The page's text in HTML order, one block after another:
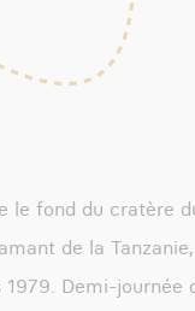
le fond du cratère
de la
1979. Demi-